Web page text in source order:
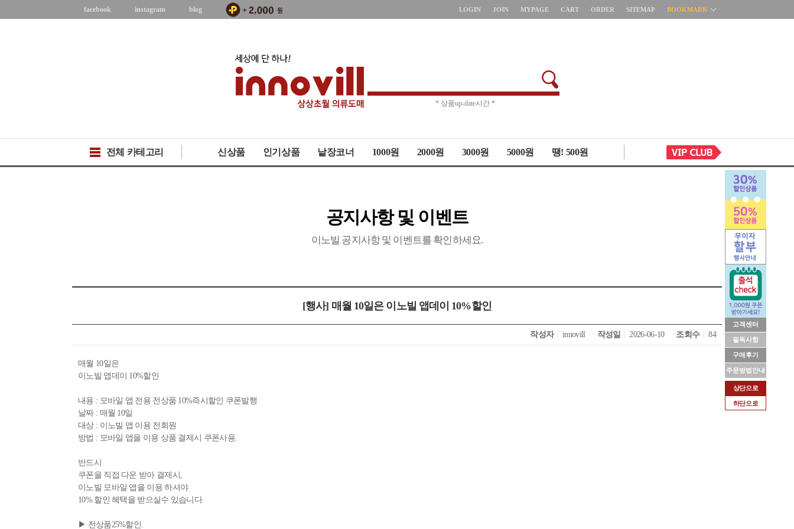
고객센터
필독사항
구매후기
주문방법안내
상단으로
하단으로
facebook instagram blog LOGIN JOIN MYPAGE CART ORDER SITEMAP BOOKMARK
* 상품up-date시간 *
전체 카테고리 신상품 인기상품 낱장코너 1000원 2000원 3000원 5000원 땡! 500원
공지사항 및 이벤트
이노빌 공지사항 및 이벤트를 확인하세요.
[행사] 매월 10일은 이노빌 앱데이 10%할인
작성자 innovill 작성일 2026-06-10 조회수 84
매월 10일은
이노빌 앱데이 10%할인
내용 : 모바일 앱 전용 전상품 10%즉시할인 쿠폰발행
날짜 : 매월 10일
대상 : 이노빌 앱 이용 전회원
방법 : 모바일 앱을 이용 상품 결제시 쿠폰사용.
반드시
쿠폰을 직접 다운 받아 결제시,
이노빌 모바일 앱을 이용 하셔야
10% 할인 혜택을 받으실수 있습니다.
▶ 전상품25%할인.